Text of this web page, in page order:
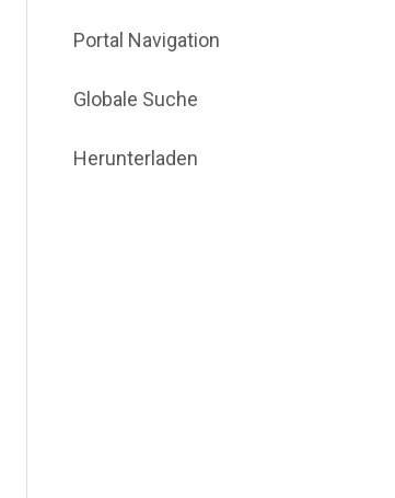
Portal Navigation
Globale Suche
Herunterladen